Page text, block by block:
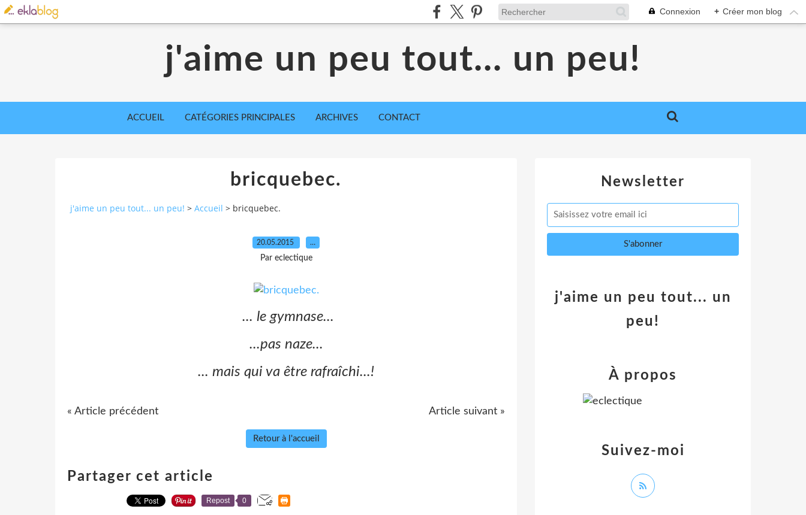
Connexion + Créer mon blog
j'aime un peu tout... un peu!
ACCUEIL CATÉGORIES PRINCIPALES ARCHIVES CONTACT
bricquebec.
j'aime un peu tout... un peu! > Accueil > bricquebec.
20.05.2015 …
Par eclectique
... le gymnase...
...pas naze...
... mais qui va être rafraîchi...!
« Article précédent Article suivant »
Retour à l'accueil
Partager cet article
Repost 0
Newsletter
j'aime un peu tout... un
peu!
Suivez-moi
À propos